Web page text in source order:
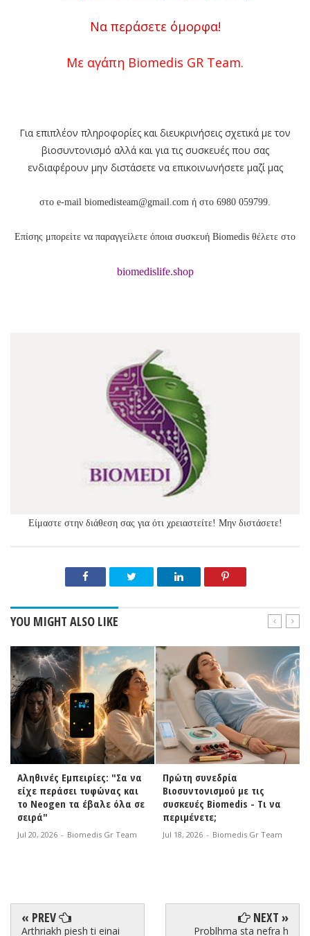
Να περάσετε όμορφα!
Με αγάπη Biomedis GR Team.
Για επιπλέον πληροφορίες και διευκρινήσεις σχετικά με τον
βιοσυντονισμό αλλά και για τις συσκευές που σας
ενδιαφέρουν μην διστάσετε να επικοινωνήσετε μαζί μας
στο e-mail biomedisteam@gmail.com ή στο 6980 059799.
Επίσης μπορείτε να παραγγείλετε όποια συσκευή Biomedis θέλετε στο
biomedislife.shop
Είμαστε στην διάθεση σας για ότι χρειαστείτε! Μην διστάσετε!
YOU MIGHT ALSO LIKE
Αληθινές Εμπειρίες: "Σα να
είχε περάσει τυφώνας και
το Neogen τα έβαλε όλα σε
σειρά"
Jul 20, 2026 - Biomedis Gr Team
Πρώτη συνεδρία
Βιοσυντονισμού με τις
συσκευές Biomedis - Τι να
περιμένετε;
Jul 18, 2026 - Biomedis Gr Team
« PREV
Arthriakh piesh ti einai
NEXT »
Problhma sta nefra h